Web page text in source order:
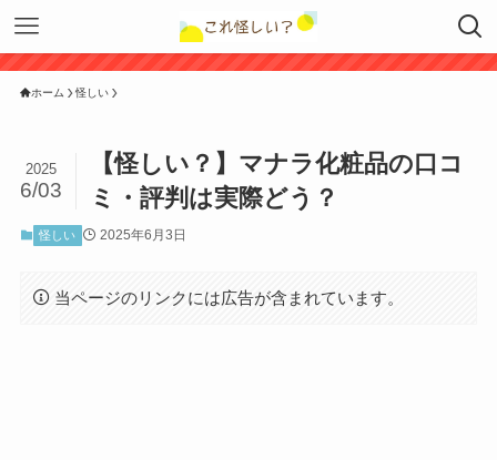
ホーム 怪しい
【怪しい？】マナラ化粧品の口コ
ミ・評判は実際どう？
2025
6/03
怪しい 2025年6月3日
当ページのリンクには広告が含まれています。